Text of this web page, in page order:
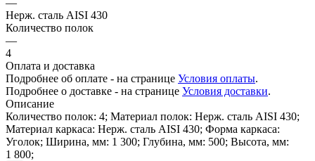
Нерж. сталь AISI 430
Количество полок
—
4
Оплата и доставка
Подробнее об оплате - на странице Условия оплаты.
Подробнее о доставке - на странице Условия доставки.
Описание
Количество полок: 4; Материал полок: Нерж. сталь AISI 430;
Материал каркаса: Нерж. сталь AISI 430; Форма каркаса:
Уголок; Ширина, мм: 1 300; Глубина, мм: 500; Высота, мм:
1 800;